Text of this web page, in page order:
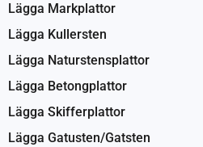
Lägga Markplattor
Lägga Kullersten
Lägga Naturstensplattor
Lägga Betongplattor
Lägga Skifferplattor
Lägga Gatusten/Gatsten